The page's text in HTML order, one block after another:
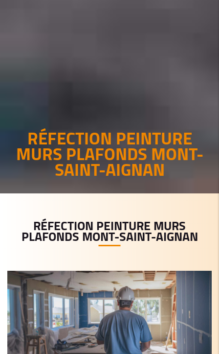
RÉFECTION PEINTURE
MURS PLAFONDS MONT-
SAINT-AIGNAN
RÉFECTION PEINTURE MURS
PLAFONDS MONT-SAINT-AIGNAN